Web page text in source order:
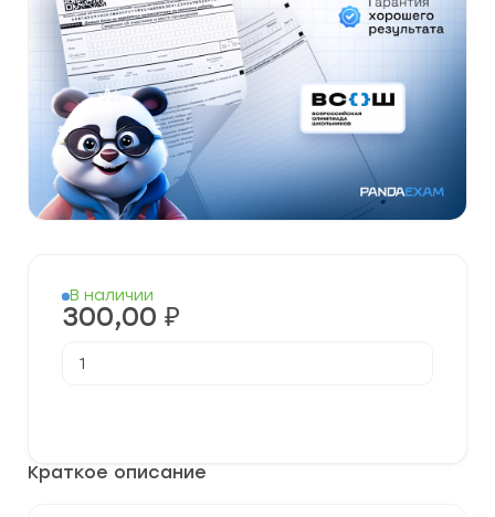
Краткое описание
В наличии
300,00 ₽
товара
2024-